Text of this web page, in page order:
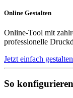
Online Gestalten
Online-Tool mit
professionelle
Jetzt einfach gestalten
So